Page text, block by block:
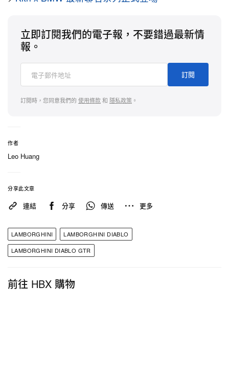
立即訂閱我們的電子報，不要錯過最新情
報。
訂閱
訂閱時，您同意我們的 使用條款和 隱私政策 。
作者
Leo Huang
分享此文章
連結 分享 傳送 更多
LAMBORGHINI
LAMBORGHINI DIABLO
LAMBORGHINI DIABLO GTR
前往 HBX 購物